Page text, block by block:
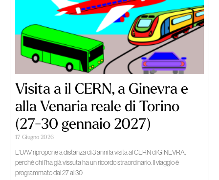
Visita a il CERN, a Ginevra e
alla Venaria reale di Torino
(27-30 gennaio 2027)
17 Giugno 2026
L’UAV ripropone a distanza di 3 anni la visita al CERN di GINEVRA,
perché chi l’ha già vissuta ha un ricordo straordinario. Il viaggio è
programmato dal 27 al 30